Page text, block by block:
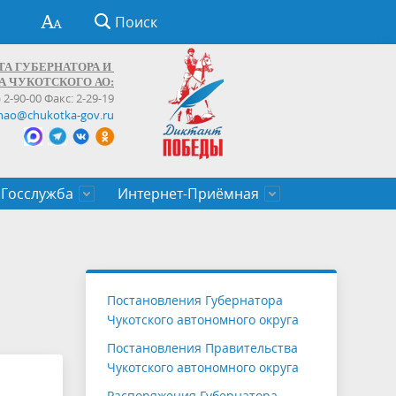
Поиск
ГУБЕРНАТОРА И
ЧУКОТСКОГО АО:
2-90-00 Факс: 2-29-19
gov.ru
Госслужба
служащих Чукотского автономного
Интернет-Приёмная
Постановления Губернатора
Чукотского автономного округа
Постановления Правительства
Чукотского автономного округа